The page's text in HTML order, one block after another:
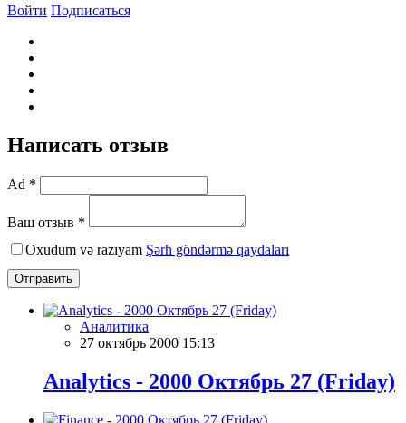
Войти Подписаться
Написать отзыв
Ad *
Ваш отзыв *
Oxudum və razıyam Şərh göndərmə qaydaları
Отправить
Аналитика
27 октябрь 2000 15:13
Analytics - 2000 Октябрь 27 (Friday)